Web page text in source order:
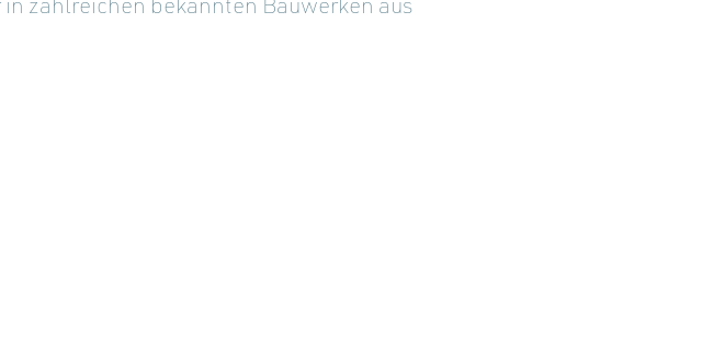
zahlreichen bekannten Bauwerken aus